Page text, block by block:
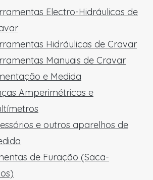
Electro-Hidráulicas de
Hidráulicas de Cravar
Manuais de Cravar
e Medida
Amperimétricas e
e outros aparelhos de
de Furação (Saca-